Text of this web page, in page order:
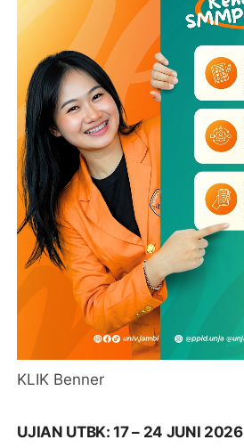
KLIK Benner
UJIAN UTBK: 17 – 24 JUNI 2026